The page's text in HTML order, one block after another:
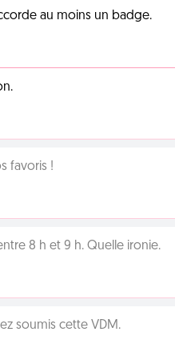
au moins un badge.
favoris !
8 h et 9 h. Quelle ironie.
soumis cette VDM.